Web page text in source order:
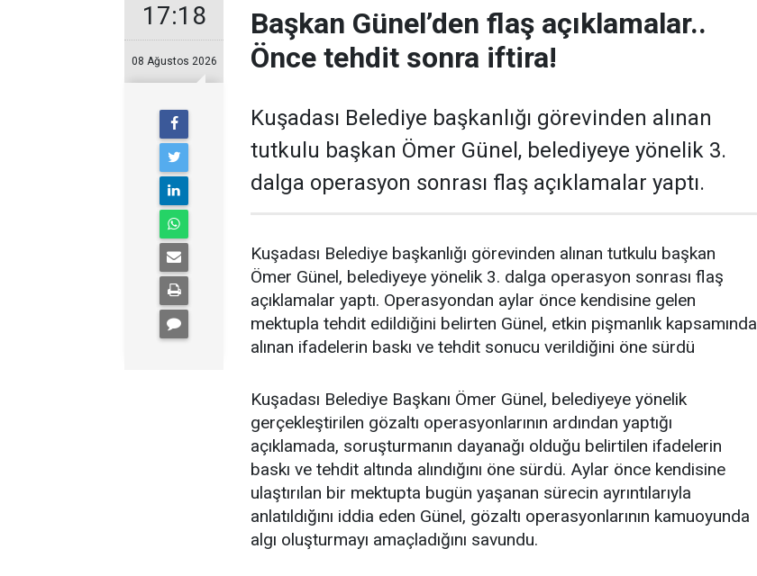
17:18
08 Ağustos 2026
Başkan Günel’den flaş açıklamalar..
Önce tehdit sonra iftira!
Kuşadası Belediye başkanlığı görevinden alınan
tutkulu başkan Ömer Günel, belediyeye yönelik 3.
dalga operasyon sonrası flaş açıklamalar yaptı.
Kuşadası Belediye başkanlığı görevinden alınan tutkulu başkan
Ömer Günel, belediyeye yönelik 3. dalga operasyon sonrası flaş
açıklamalar yaptı. Operasyondan aylar önce kendisine gelen
mektupla tehdit edildiğini belirten Günel, etkin pişmanlık kapsamında
alınan ifadelerin baskı ve tehdit sonucu verildiğini öne sürdü
Kuşadası Belediye Başkanı Ömer Günel, belediyeye yönelik
gerçekleştirilen gözaltı operasyonlarının ardından yaptığı
açıklamada, soruşturmanın dayanağı olduğu belirtilen ifadelerin
baskı ve tehdit altında alındığını öne sürdü. Aylar önce kendisine
ulaştırılan bir mektupta bugün yaşanan sürecin ayrıntılarıyla
anlatıldığını iddia eden Günel, gözaltı operasyonlarının kamuoyunda
algı oluşturmayı amaçladığını savundu.